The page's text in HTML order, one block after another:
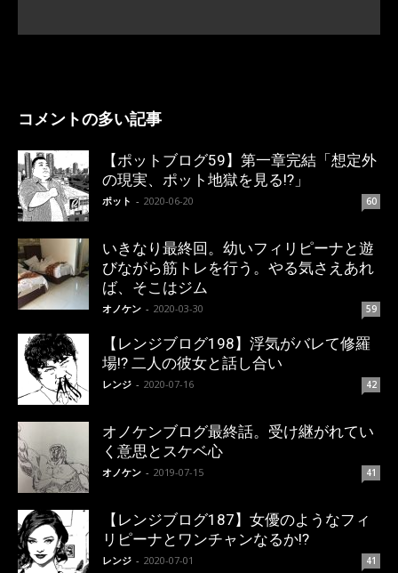
コメントの多い記事
【ポットブログ59】第一章完結「想定外
の現実、ポット地獄を見る!?」
ポット - 2020-06-20 60
いきなり最終回。幼いフィリピーナと遊
びながら筋トレを行う。やる気さえあれ
ば、そこはジム
オノケン - 2020-03-30 59
【レンジブログ198】浮気がバレて修羅
場!? 二人の彼女と話し合い
レンジ - 2020-07-16 42
オノケンブログ最終話。受け継がれてい
く意思とスケベ心
オノケン - 2019-07-15 41
【レンジブログ187】女優のようなフィ
リピーナとワンチャンなるか!?
レンジ - 2020-07-01 41